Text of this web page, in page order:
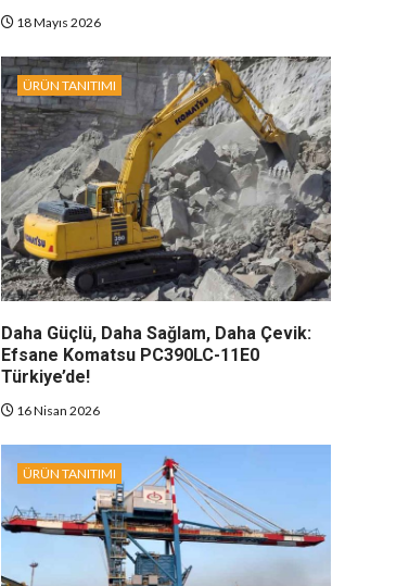
18 Mayıs 2026
ÜRÜN TANITIMI
Daha Güçlü, Daha Sağlam, Daha Çevik:
Efsane Komatsu PC390LC-11E0
Türkiye’de!
16 Nisan 2026
ÜRÜN TANITIMI